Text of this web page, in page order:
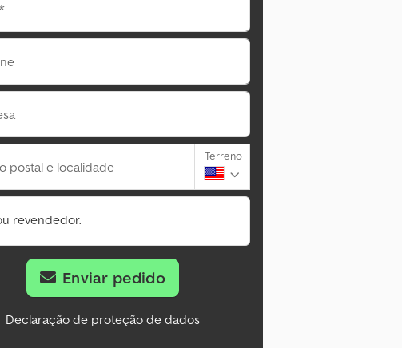
postal e localidade
Terreno
revendedor.
Enviar pedido
Declaração de proteção de dados